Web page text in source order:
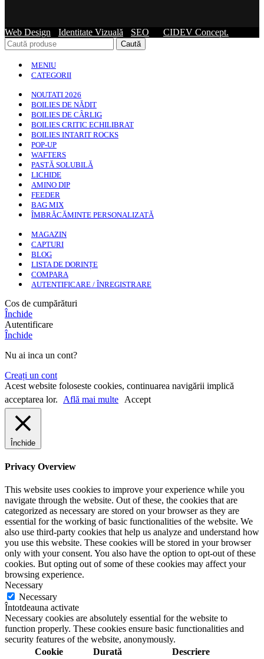
Web Design Identitate Vizuală SEO CIDEV Concept.
Caută
MENIU
CATEGORII
NOUTATI 2026
BOILIES DE NĂDIT
BOILIES DE CÂRLIG
BOILIES CRITIC ECHILIBRAT
BOILIES INTARIT ROCKS
POP-UP
WAFTERS
PASTĂ SOLUBILĂ
LICHIDE
AMINO DIP
FEEDER
BAG MIX
ÎMBRĂCĂMINTE PERSONALIZATĂ
MAGAZIN
CAPTURI
BLOG
LISTA DE DORINȚE
COMPARA
AUTENTIFICARE / ÎNREGISTRARE
Cos de cumpărături
Închide
Autentificare
Închide
Nu ai inca un cont?
Creați un cont
Acest website foloseste cookies, continuarea navigării implică
acceptarea lor.
Află mai multe Accept
Închide
Privacy Overview
This website uses cookies to improve your experience while you
navigate through the website. Out of these, the cookies that are
categorized as necessary are stored on your browser as they are
essential for the working of basic functionalities of the website. We
also use third-party cookies that help us analyze and understand how
you use this website. These cookies will be stored in your browser
only with your consent. You also have the option to opt-out of these
cookies. But opting out of some of these cookies may affect your
browsing experience.
Necessary
Necessary
Întotdeauna activate
Necessary cookies are absolutely essential for the website to
function properly. These cookies ensure basic functionalities and
security features of the website, anonymously.
Cookie
Durată Descriere